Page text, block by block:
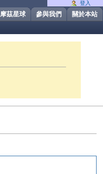
關於本站
參與我們
摩茲星球
登入